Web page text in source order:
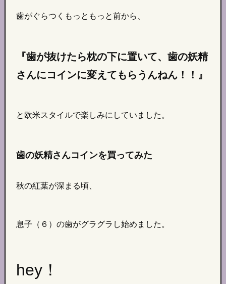
歯がぐらつくもっともっと前から、
『歯が抜けたら枕の下に置いて、歯の妖精
さんにコインに変えてもらうんねん！！』
と欧米スタイルで楽しみにしていました。
歯の妖精さんコインを買ってみた
秋の紅葉が深まる頃、
息子（６）の歯がグラグラし始めました。
hey！